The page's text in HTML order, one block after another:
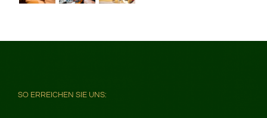
SO ERREICHEN SIE UNS: